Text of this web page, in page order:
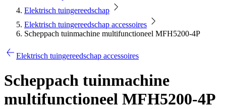
Elektrisch tuingereedschap
Elektrisch tuingereedschap accessoires
Scheppach tuinmachine multifunctioneel MFH5200-4P
Elektrisch tuingereedschap accessoires
Scheppach tuinmachine
multifunctioneel MFH5200-4P